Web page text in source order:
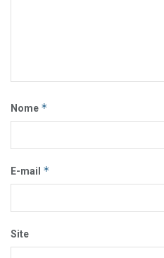
Nome *
E-mail *
Site